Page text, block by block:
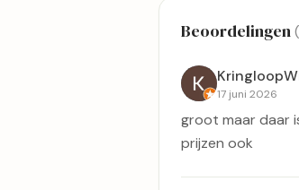
Beoordelingen
17 juni 2026
groot maar daar
prijzen ook